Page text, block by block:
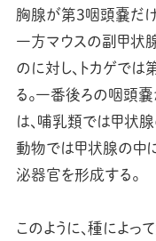
胸腺が第3咽頭嚢だ
一方マウスの副甲状
のに対し、トカゲで
る。一番後ろの咽頭
は、哺乳類では甲状
動物では甲状腺の中
泌器官を形成する。
このように、種によ